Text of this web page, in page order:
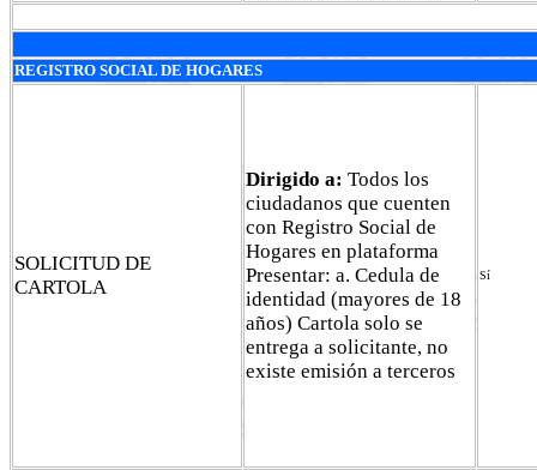
REGISTRO SOCIAL DE HOGARES
SOLICITUD DE
CARTOLA
Dirigido a: Todos los
ciudadanos que cuenten
con Registro Social de
Hogares en plataforma
Presentar: a. Cedula de
identidad (mayores de 18
años) Cartola solo se
entrega a solicitante, no
existe emisión a terceros
Sí